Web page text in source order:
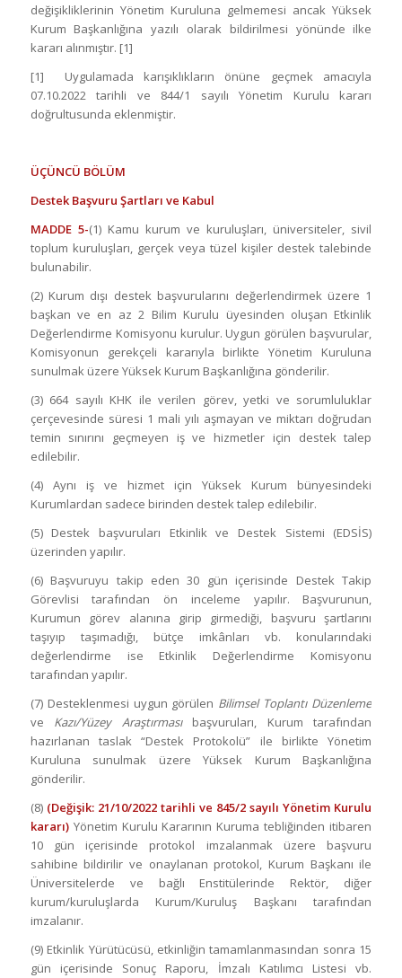
değişikliklerinin Yönetim Kuruluna gelmemesi ancak Yüksek
Kurum Başkanlığına yazılı olarak bildirilmesi yönünde ilke
kararı alınmıştır. [1]
[1] Uygulamada karışıklıkların önüne geçmek amacıyla
07.10.2022 tarihli ve 844/1 sayılı Yönetim Kurulu kararı
doğrultusunda eklenmiştir.
ÜÇÜNCÜ BÖLÜM
Destek Başvuru Şartları ve Kabul
MADDE 5-(1) Kamu kurum ve kuruluşları, üniversiteler, sivil
toplum kuruluşları, gerçek veya tüzel kişiler destek talebinde
bulunabilir.
(2) Kurum dışı destek başvurularını değerlendirmek üzere 1
başkan ve en az 2 Bilim Kurulu üyesinden oluşan Etkinlik
Değerlendirme Komisyonu kurulur. Uygun görülen başvurular,
Komisyonun gerekçeli kararıyla birlikte Yönetim Kuruluna
sunulmak üzere Yüksek Kurum Başkanlığına gönderilir.
(3) 664 sayılı KHK ile verilen görev, yetki ve sorumluluklar
çerçevesinde süresi 1 mali yılı aşmayan ve miktarı doğrudan
temin sınırını geçmeyen iş ve hizmetler için destek talep
edilebilir.
(4) Aynı iş ve hizmet için Yüksek Kurum bünyesindeki
Kurumlardan sadece birinden destek talep edilebilir.
(5) Destek başvuruları Etkinlik ve Destek Sistemi (EDSİS)
üzerinden yapılır.
(6) Başvuruyu takip eden 30 gün içerisinde Destek Takip
Görevlisi tarafından ön inceleme yapılır. Başvurunun,
Kurumun görev alanına girip girmediği, başvuru şartlarını
taşıyıp taşımadığı, bütçe imkânları vb. konularındaki
değerlendirme ise Etkinlik Değerlendirme Komisyonu
tarafından yapılır.
(7) Desteklenmesi uygun görülen Bilimsel Toplantı Düzenleme
ve Kazı/Yüzey Araştırması başvuruları, Kurum tarafından
hazırlanan taslak “Destek Protokolü” ile birlikte Yönetim
Kuruluna sunulmak üzere Yüksek Kurum Başkanlığına
gönderilir.
(8) (Değişik: 21/10/2022 tarihli ve 845/2 sayılı Yönetim Kurulu
kararı) Yönetim Kurulu Kararının Kuruma tebliğinden itibaren
10 gün içerisinde protokol imzalanmak üzere başvuru
sahibine bildirilir ve onaylanan protokol, Kurum Başkanı ile
Üniversitelerde ve bağlı Enstitülerinde Rektör, diğer
kurum/kuruluşlarda Kurum/Kuruluş Başkanı tarafından
imzalanır.
(9) Etkinlik Yürütücüsü, etkinliğin tamamlanmasından sonra 15
gün içerisinde Sonuç Raporu, İmzalı Katılımcı Listesi vb.